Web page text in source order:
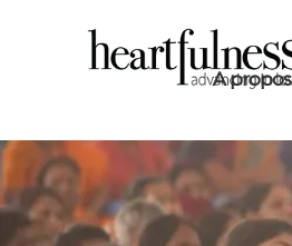
A propos